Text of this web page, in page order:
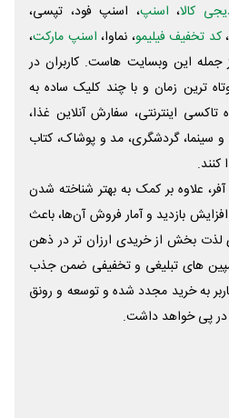
کالا، اسنپ، اسنپ فود، تپسی،
کد تخفیف فیلیمو، نماوا، اسنپ مارکت،
جمله این وبسایت ‌هاست. کاربران در
ترین زمان و با چند کلیک ساده به
اینترنتی، سفارش آنلاین غذا،
و سینما، گردشگری، مد و پوشاک، کتاب
علاوه بر کمک به بهتر شناخته شدن
بازدید و آمار فروش آن‌ها، باعث
لذت بخش از خریدی ارزان تر در ذهن
های تبلیغی و تخفیفی ضمن جذب
به خرید مجدد شده و توسعه و رونق
در پی خواهد داشت.